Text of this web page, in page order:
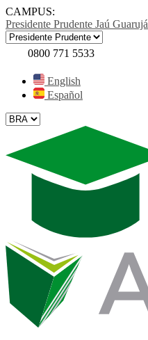
CAMPUS:
Presidente Prudente Jaú Guarujá
0800 771 5533
English
Español